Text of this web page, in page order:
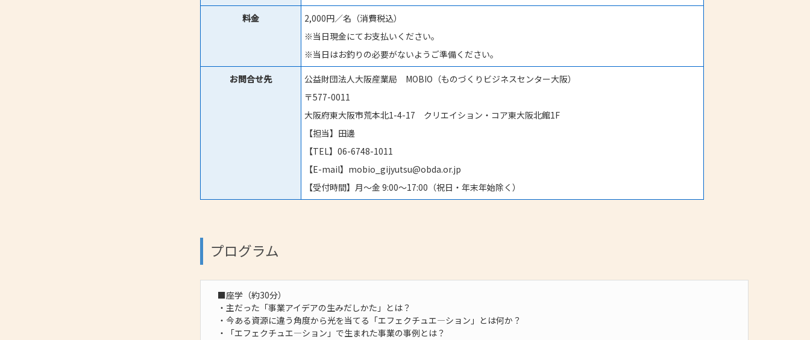
料金
2,000円／名（消費税込）
※当日現金にてお支払いください。
※当日はお釣りの必要がないようご準備ください。
お問合せ先
公益財団法人大阪産業局 MOBIO（ものづくりビジネスセンター大阪）
〒577-0011
大阪府東大阪市荒本北1-4-17 クリエイション・コア東大阪北館1F
【担当】田邊
【TEL】06-6748-1011
【E-mail】mobio_gijyutsu@obda.or.jp
【受付時間】月～金 9:00～17:00（祝日・年末年始除く）
プログラム
■座学（約30分）
・主だった「事業アイデアの生みだしかた」とは？
・今ある資源に違う角度から光を当てる「エフェクチュエ―ション」とは何か？
・「エフェクチュエ―ション」で生まれた事業の事例とは？